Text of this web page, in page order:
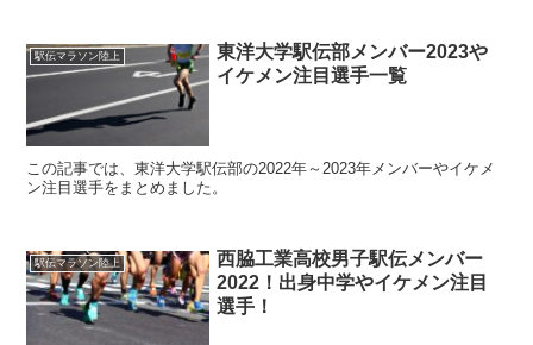
駅伝マラソン陸上
東洋大学駅伝部メンバー2023や
イケメン注目選手一覧
この記事では、東洋大学駅伝部の2022年～2023年メンバーやイケメ
ン注目選手をまとめました。
駅伝マラソン陸上
西脇工業高校男子駅伝メンバー
2022！出身中学やイケメン注目
選手！